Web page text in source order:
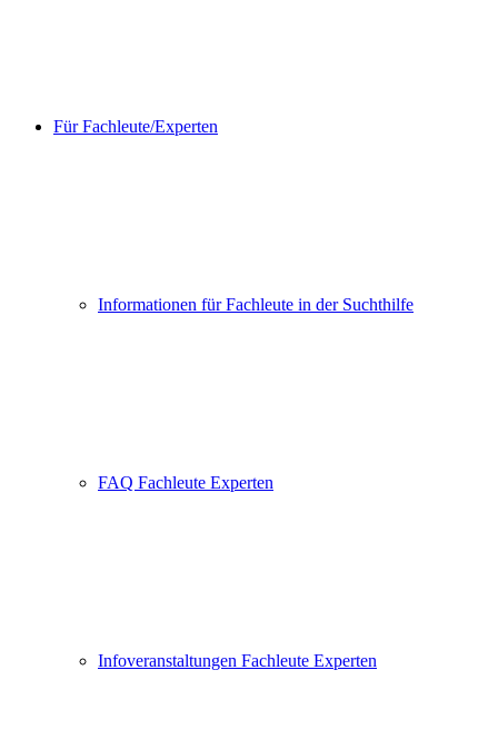
Für Fachleute/Experten
Informationen für Fachleute in der Suchthilfe
FAQ Fachleute Experten
Infoveranstaltungen Fachleute Experten